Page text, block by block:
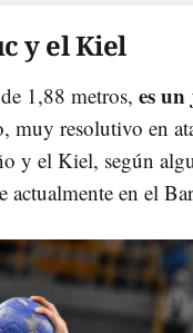
y el Kiel
1,88 metros, es
muy resolutivo en
y el Kiel, según
actualmente en el